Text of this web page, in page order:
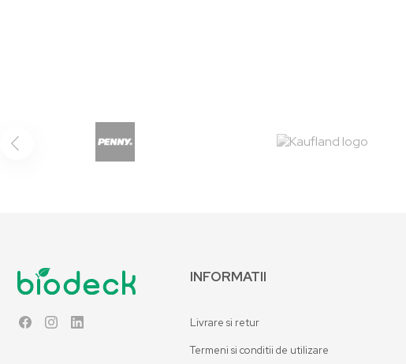
FacebookInstagram
INFORMATII
Livrare si retur
Termeni si conditii de utilizare